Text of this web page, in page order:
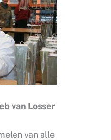
van Losser
van alle